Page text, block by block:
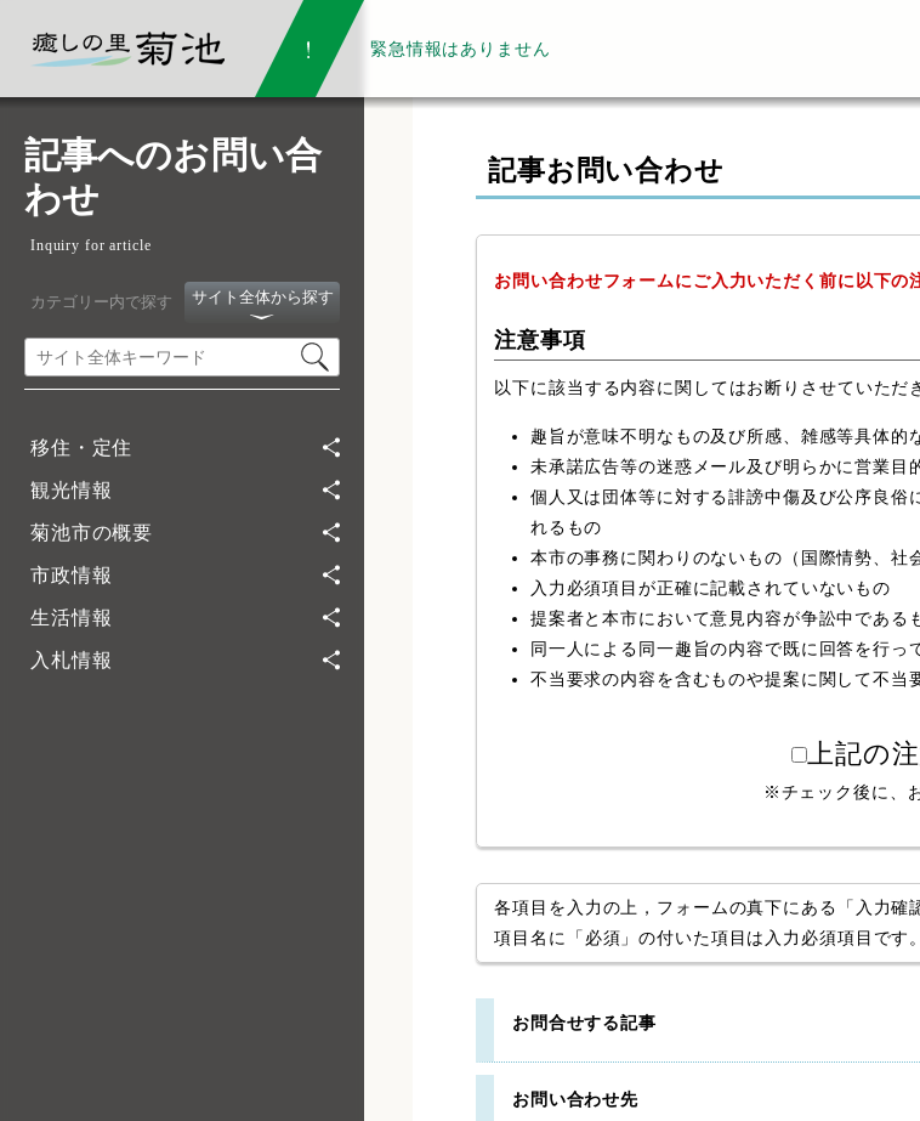
緊急情報はありません
記事へのお問い合
わせ
Inquiry for article
カテゴリー内で探す サイト全体から探す
移住・定住
観光情報
菊池市の概要
市政情報
生活情報
入札情報
記事お問い合わせ
お問い合わせフォームにご入力いただく前に以下の
注意事項
以下に該当する内容に関してはお断りさせていただ
趣旨が意味不明なもの及び所感、雑感等具体的
未承諾広告等の迷惑メール及び明らかに営業目
個人又は団体等に対する誹謗中傷及び公序良俗
れるもの
本市の事務に関わりのないもの（国際情勢、社
入力必須項目が正確に記載されていないもの
提案者と本市において意見内容が争訟中である
同一人による同一趣旨の内容で既に回答を行っ
不当要求の内容を含むものや提案に関して不
上記の
※チェック後に、
各項目を入力の上，フォームの真下にある「入力確
項目名に「必須」の付いた項目は入力必須項目です。
お問合せする記事
お問い合わせ先